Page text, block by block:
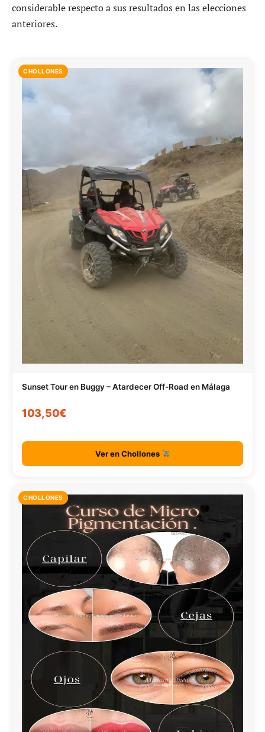
considerable respecto a sus resultados en las elecciones
anteriores.
CHOLLONES
Sunset Tour en Buggy – Atardecer Off-Road en Málaga
103,50€
Ver en Chollones
CHOLLONES